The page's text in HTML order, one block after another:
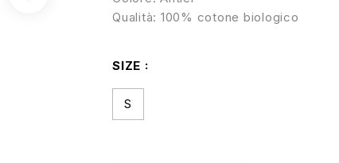
Qualità: 100% cotone biologico
SIZE
S